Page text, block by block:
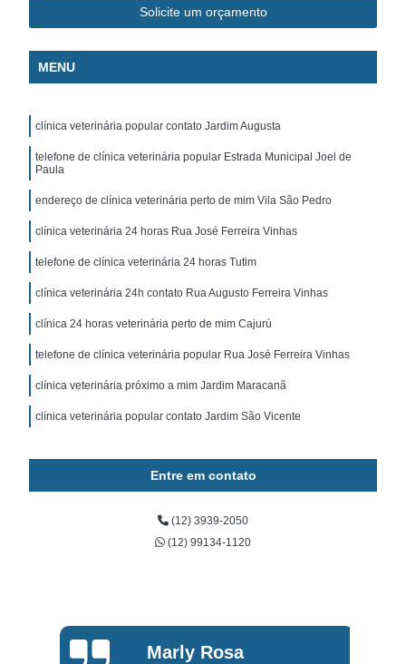
Solicite um orçamento
MENU
clínica veterinária popular contato Jardim Augusta
telefone de clínica veterinária popular Estrada Municipal Joel de
Paula
endereço de clínica veterinária perto de mim Vila São Pedro
clínica veterinária 24 horas Rua José Ferreira Vinhas
telefone de clínica veterinária 24 horas Tutim
clínica veterinária 24h contato Rua Augusto Ferreira Vinhas
clínica 24 horas veterinária perto de mim Cajurú
telefone de clínica veterinária popular Rua José Ferreira Vinhas
clínica veterinária próximo a mim Jardim Maracanã
clínica veterinária popular contato Jardim São Vicente
Entre em contato
(12) 3939-2050
(12) 99134-1120
Marly Rosa